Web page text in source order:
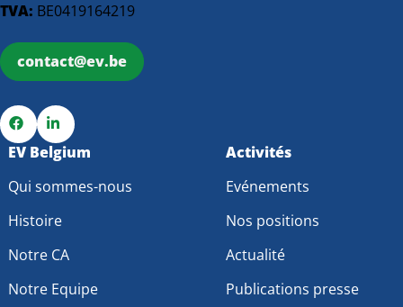
TVA: BE0419164219
contact@ev.be
Go
Facebook
Go
LinkedIn
EV Belgium
Qui sommes-nous
Histoire
Notre CA
Notre Equipe
Activités
Evénements
Nos positions
Actualité
Publications presse